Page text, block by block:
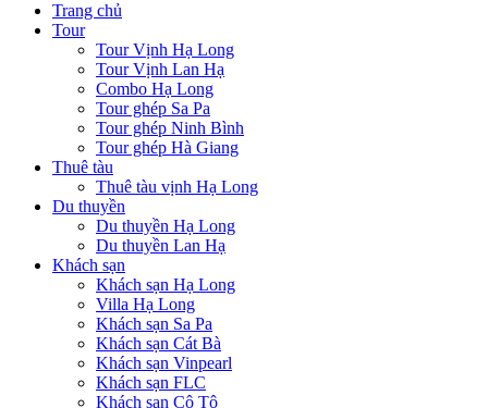
Trang chủ
Tour
Tour Vịnh Hạ Long
Tour Vịnh Lan Hạ
Combo Hạ Long
Tour ghép Sa Pa
Tour ghép Ninh Bình
Tour ghép Hà Giang
Thuê tàu
Thuê tàu vịnh Hạ Long
Du thuyền
Du thuyền Hạ Long
Du thuyền Lan Hạ
Khách sạn
Khách sạn Hạ Long
Villa Hạ Long
Khách sạn Sa Pa
Khách sạn Cát Bà
Khách sạn Vinpearl
Khách sạn FLC
Khách sạn Cô Tô